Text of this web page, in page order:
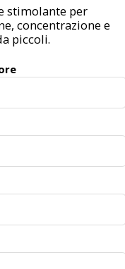
stimolante per
concentrazione e
piccoli.